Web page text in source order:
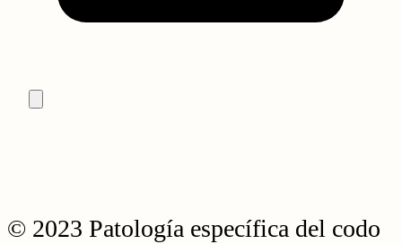
© 2023 Patología específica del codo